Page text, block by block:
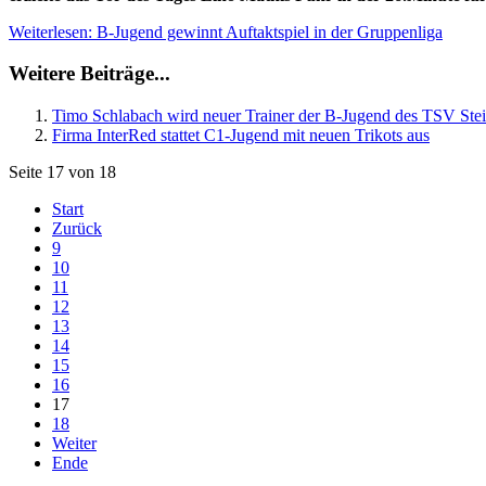
Weiterlesen: B-Jugend gewinnt Auftaktspiel in der Gruppenliga
Weitere Beiträge...
Timo Schlabach wird neuer Trainer der B-Jugend des TSV
Firma InterRed stattet C1-Jugend mit neuen Trikots aus
Seite 17 von 18
Start
Zurück
9
10
11
12
13
14
15
16
17
18
Weiter
Ende